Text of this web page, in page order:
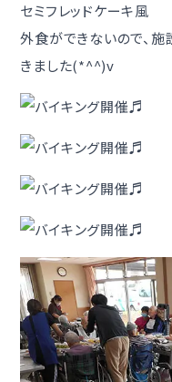
セミフレッドケーキ風
外食ができないので、
きました(*^^)v